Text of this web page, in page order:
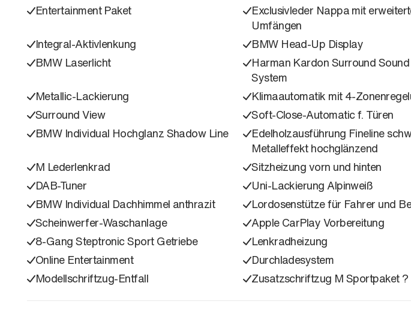
Entertainment Paket
Exclusivleder Nappa mit
Umfängen
Integral-Aktivlenkung
BMW Head-Up Display
BMW Laserlicht
Harman Kardon Surround Sound
System
Metallic-Lackierung
Klimaautomatik mit 4-
Surround View
Soft-Close-Automatic f. Türen
BMW Individual Hochglanz Shadow Line
Edelholzausführung Fineline
Metalleffekt hochglänzend
M Lederlenkrad
Sitzheizung vorn und hinten
DAB-Tuner
Uni-Lackierung Alpinweiß
BMW Individual Dachhimmel anthrazit
Lordosenstütze für Fahrer und
Scheinwerfer-Waschanlage
Apple CarPlay Vorbereitung
8-Gang Steptronic Sport Getriebe
Lenkradheizung
Online Entertainment
Durchladesystem
Modellschriftzug-Entfall
Zusatzschriftzug M Sportpaket